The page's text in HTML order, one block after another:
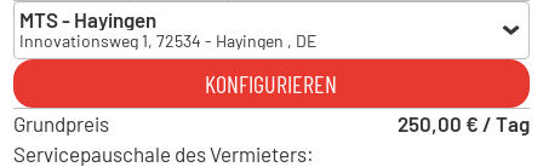
MTS - Hayingen
Innovationsweg 1, 72534 - Hayingen , DE
Innovationsweg 1, 72534 - Hayingen , DE
KONFIGURIEREN
Grundpreis
250,00 € / Tag
Servicepauschale des Vermieters: